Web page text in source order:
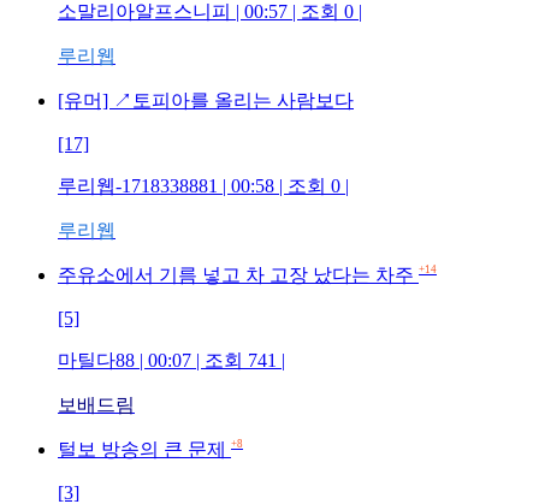
소말리아알프스니피 | 00:57 | 조회 0 |
루리웹
[유머] ↗토피아를 올리는 사람보다
[17]
루리웹-1718338881 | 00:58 | 조회 0 |
루리웹
주유소에서 기름 넣고 차 고장 났다는 차주 +14
[5]
마틸다88 | 00:07 | 조회 741 |
보배드림
털보 방송의 큰 문제 +8
[3]